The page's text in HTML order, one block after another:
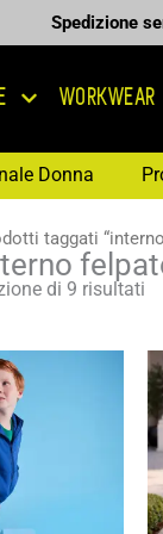
Spedizione
WORKWEAR
Donna
taggati
di 9 risultati